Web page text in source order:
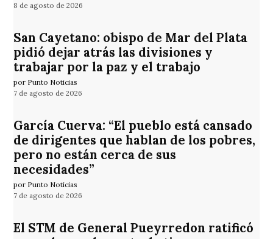
8 de agosto de 2026
San Cayetano: obispo de Mar del Plata
pidió dejar atrás las divisiones y
trabajar por la paz y el trabajo
por Punto Noticias
7 de agosto de 2026
García Cuerva: “El pueblo está cansado
de dirigentes que hablan de los pobres,
pero no están cerca de sus
necesidades”
por Punto Noticias
7 de agosto de 2026
El STM de General Pueyrredon ratificó